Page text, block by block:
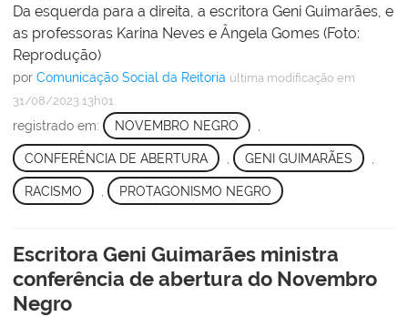
Da esquerda para a direita, a escritora Geni Guimarães, e
as professoras Karina Neves e Ângela Gomes (Foto:
Reprodução)
por Comunicação Social da Reitoria última modificação em
31/08/2023 13h01
registrado em: NOVEMBRO NEGRO
CONFERÊNCIA DE ABERTURA GENI GUIMARÃES
RACISMO PROTAGONISMO NEGRO
Escritora Geni Guimarães ministra
conferência de abertura do Novembro
Negro